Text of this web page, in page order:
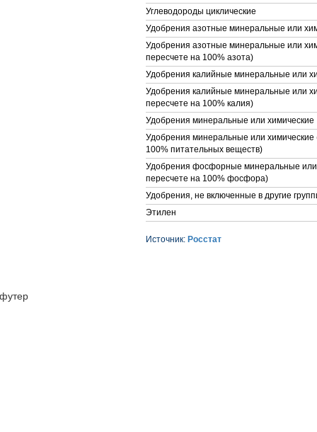
Углеводороды циклические
Удобрения азотные минеральные или
Удобрения азотные минеральные или
пересчете на 100% азота)
Удобрения калийные минеральные или
Удобрения калийные минеральные или
пересчете на 100% калия)
Удобрения минеральные или химические
Удобрения минеральные или химические
100% питательных веществ)
Удобрения фосфорные минеральные или
пересчете на 100% фосфора)
Удобрения, не включенные в другие
Этилен
Источник: Росстат
футер